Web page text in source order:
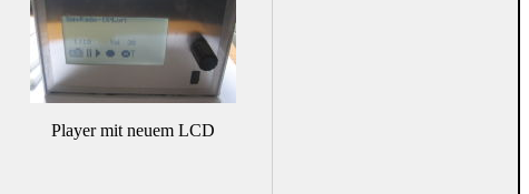
Player mit neuem LCD